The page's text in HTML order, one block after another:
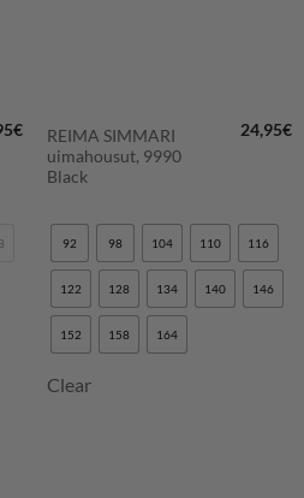
€
REIMA SIMMARI
uimahousut, 9990
Black
24,95€
92 98 104 110 116
122 128 134 140 146
152 158 164
Clear